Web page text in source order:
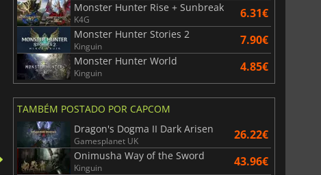
Monster Hunter Rise + Sunbreak
K4G 6.31€
Monster Hunter Stories 2
Kinguin 7.90€
Monster Hunter World
Kinguin 4.85€
TAMBÉM POSTADO POR CAPCOM
Dragon's Dogma II Dark Arisen
Gamesplanet UK 26.22€
Onimusha Way of the Sword
Kinguin 43.96€